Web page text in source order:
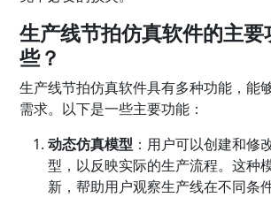
生产线节拍仿真软件的主要
些？
生产线节拍仿真软件具有多种功能，能
需求。以下是一些主要功能：
动态仿真模型 ：用户可以创建和修
型，以反映实际的生产流程。这种
新，帮助用户观察生产线在不同条